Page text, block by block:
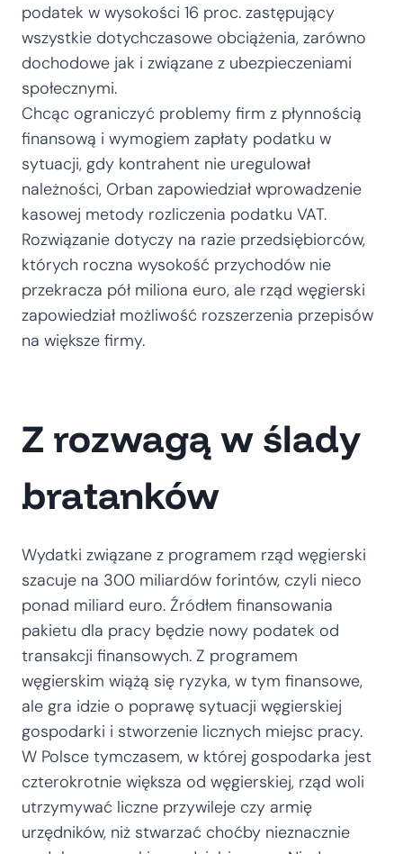
podatek w wysokości 16 proc. zastępujący
wszystkie dotychczasowe obciążenia, zarówno
dochodowe jak i związane z ubezpieczeniami
społecznymi.
Chcąc ograniczyć problemy firm z płynnością
finansową i wymogiem zapłaty podatku w
sytuacji, gdy kontrahent nie uregulował
należności, Orban zapowiedział wprowadzenie
kasowej metody rozliczenia podatku VAT.
Rozwiązanie dotyczy na razie przedsiębiorców,
których roczna wysokość przychodów nie
przekracza pół miliona euro, ale rząd węgierski
zapowiedział możliwość rozszerzenia przepisów
na większe firmy.
Z rozwagą w ślady
bratanków
Wydatki związane z programem rząd węgierski
szacuje na 300 miliardów forintów, czyli nieco
ponad miliard euro. Źródłem finansowania
pakietu dla pracy będzie nowy podatek od
transakcji finansowych. Z programem
węgierskim wiążą się ryzyka, w tym finansowe,
ale gra idzie o poprawę sytuacji węgierskiej
gospodarki i stworzenie licznych miejsc pracy.
W Polsce tymczasem, w której gospodarka jest
czterokrotnie większa od węgierskiej, rząd woli
utrzymywać liczne przywileje czy armię
urzędników, niż stwarzać choćby nieznacznie